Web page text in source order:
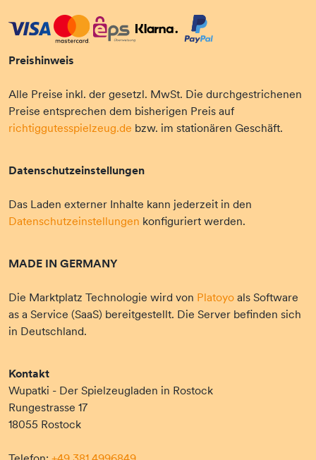
Preishinweis
Alle Preise inkl. der gesetzl. MwSt. Die durchgestrichenen
Preise entsprechen dem bisherigen Preis auf
richtiggutesspielzeug.de bzw. im stationären Geschäft.
Datenschutzeinstellungen
Das Laden externer Inhalte kann jederzeit in den
Datenschutzeinstellungen konfiguriert werden.
MADE IN GERMANY
Die Marktplatz Technologie wird von Platoyo als Software
as a Service (SaaS) bereitgestellt. Die Server befinden sich
in Deutschland.
Kontakt
Wupatki - Der Spielzeugladen in Rostock
Rungestrasse 17
18055 Rostock